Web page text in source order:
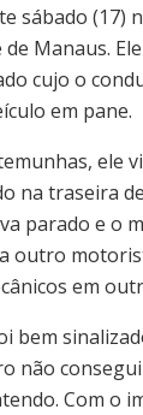
sábado (17)
Manaus.
cujo o
em pane.
ele
na traseira
parado e o
outro
em
bem
não
Com o